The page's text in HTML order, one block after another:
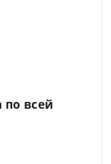
по всей